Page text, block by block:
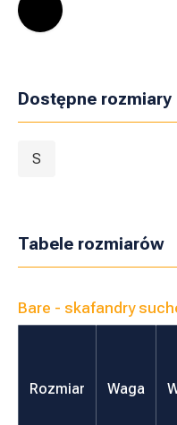
Dostępne rozmiary
S
Tabele rozmiarów
Bare - skafandry
Rozmiar Waga